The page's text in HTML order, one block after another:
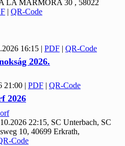
LA MARMORA 30 , 58022
| QR-Code
16:15 | PDF | QR-Code
2026.
21:00 | PDF | QR-Code
2026
22:15, SC Unterbach, SC
10, 40699 Erkrath,
Code